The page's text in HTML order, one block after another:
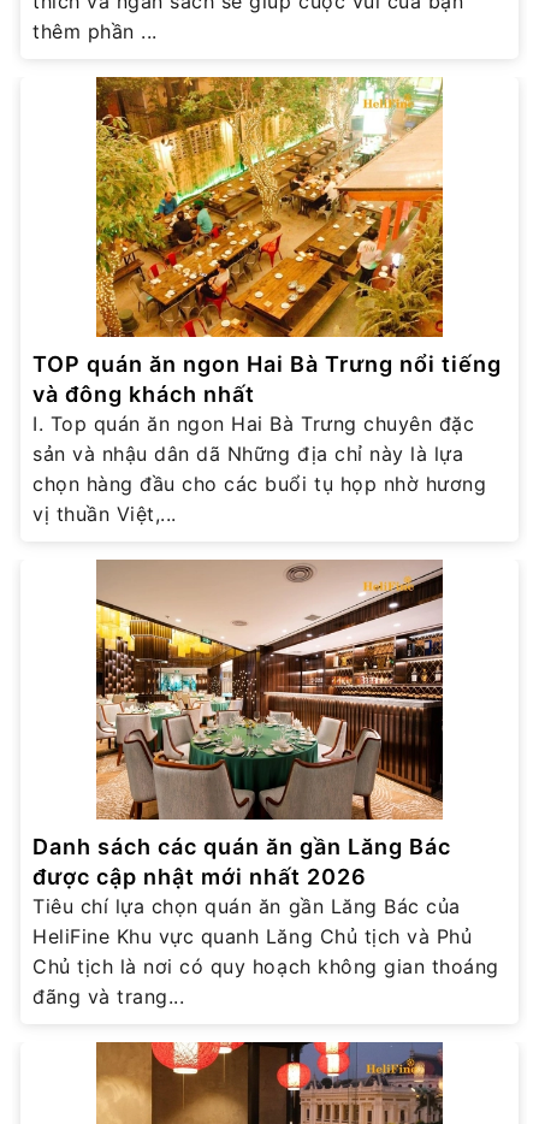
thêm phần ...
TOP quán ăn ngon Hai Bà Trưng nổi tiếng
và đông khách nhất
I. Top quán ăn ngon Hai Bà Trưng chuyên đặc
sản và nhậu dân dã Những địa chỉ này là lựa
chọn hàng đầu cho các buổi tụ họp nhờ hương
vị thuần Việt,...
Danh sách các quán ăn gần Lăng Bác
được cập nhật mới nhất 2026
Tiêu chí lựa chọn quán ăn gần Lăng Bác của
HeliFine Khu vực quanh Lăng Chủ tịch và Phủ
Chủ tịch là nơi có quy hoạch không gian thoáng
đãng và trang...